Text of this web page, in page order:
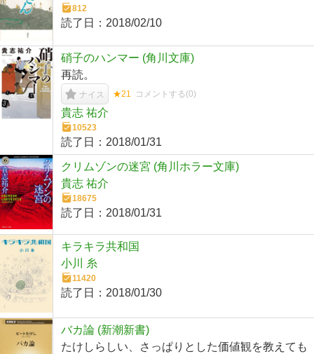
812
読了日： 2018/02/10
硝子のハンマー (角川文庫)
再読。
ナイス ★21 コメントする(0)
貴志 祐介
10523
読了日： 2018/01/31
クリムゾンの迷宮 (角川ホラー文庫)
貴志 祐介
18675
読了日： 2018/01/31
キラキラ共和国
小川 糸
11420
読了日： 2018/01/30
バカ論 (新潮新書)
たけしらしい、さっぱりとした価値観を教えても